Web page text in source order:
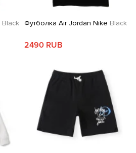
Black Футболка Air Jordan Nike Black
2490 RUB